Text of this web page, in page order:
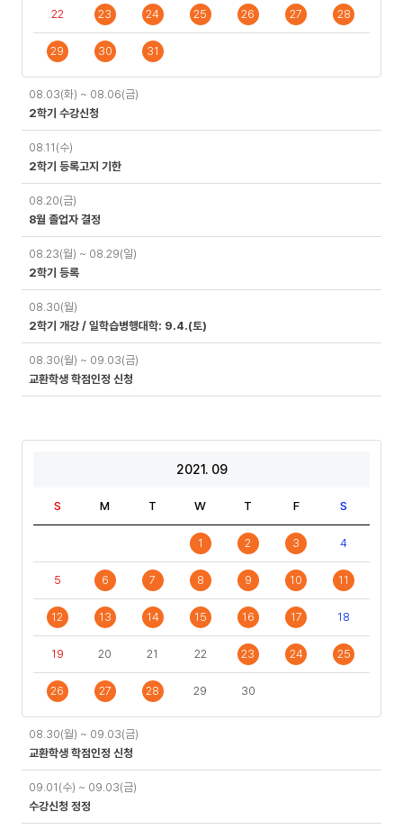
22 23 24 25 26 27 28
29 30 31
08.03(화) ~ 08.06(금)
2학기 수강신청
08.11(수)
2학기 등록고지 기한
08.20(금)
8월 졸업자 결정
08.23(월) ~ 08.29(일)
2학기 등록
08.30(월)
2학기 개강 / 일학습병행대학: 9.4.(토)
08.30(월) ~ 09.03(금)
교환학생 학점인정 신청
2021. 09
S M T W T F S
1 2 3 4
5 6 7 8 9 10 11
12 13 14 15 16 17 18
19 20 21 22 23 24 25
26 27 28 29 30
08.30(월) ~ 09.03(금)
교환학생 학점인정 신청
09.01(수) ~ 09.03(금)
수강신청 정정